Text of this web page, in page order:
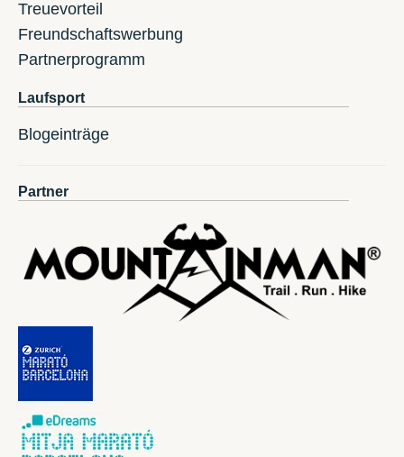
Treuevorteil
Freundschaftswerbung
Partnerprogramm
Laufsport
Blogeinträge
Partner